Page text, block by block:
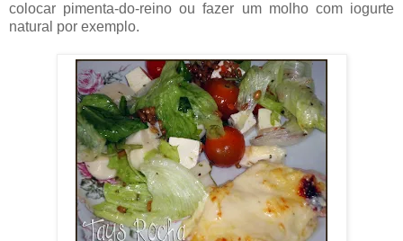
colocar pimenta-do-reino ou fazer um molho com iogurte
natural por exemplo.